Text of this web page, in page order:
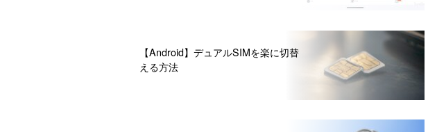
【Android】デュアルSIMを楽に切替
える方法